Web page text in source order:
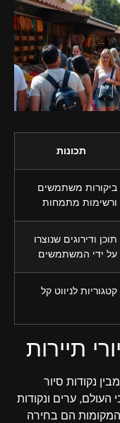
תכונות
ביקורות משתמשים
ורשימות מתמחות
תוכן ודירוגים שנוצרו
על ידי המשתמשים
קטגוריות לניווט קל
תיירות
נקודות סיור
ערים ונקודות
המקומות הם בחירה